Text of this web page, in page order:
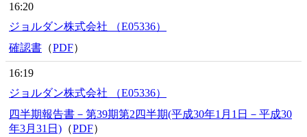
16:20
ジョルダン株式会社 （E05336）
確認書 （PDF）
16:19
ジョルダン株式会社 （E05336）
四半期報告書－第39期第2四半期(平成30年1月1日－平成30
年3月31日) （PDF）